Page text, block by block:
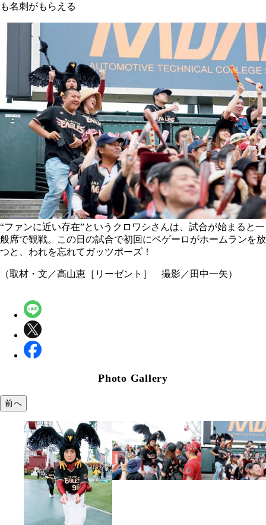
も名刺がもらえる
“ファンに近い存在”というクロワシさんは、試合が始まると一
般席で観戦。この日の試合で初回にペゲーロがホームランを放
つと、われを忘れてガッツポーズ！
（取材・文／高山恵［リーゼント］ 撮影／田中一矢）
Photo Gallery
前へ